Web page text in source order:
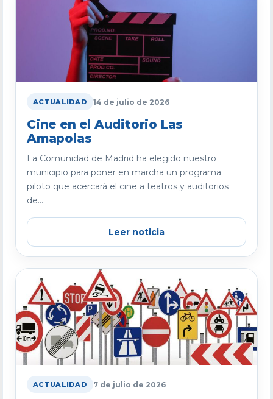
ACTUALIDAD 14 de julio de 2026
Cine en el Auditorio Las
Amapolas
La Comunidad de Madrid ha elegido nuestro
municipio para poner en marcha un programa
piloto que acercará el cine a teatros y auditorios
de...
Leer noticia
ACTUALIDAD 7 de julio de 2026